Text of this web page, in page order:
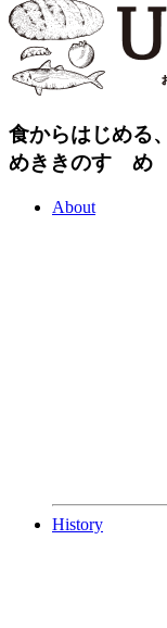
食からはじめる、
めききのすゝめ
About
History